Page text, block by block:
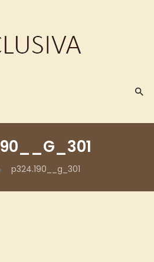
p324.190__g_301